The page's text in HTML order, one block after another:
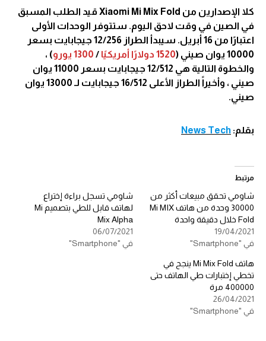
كلا الإصدارين من Xiaomi Mi Mix Fold قيد الطلب المسبق
في الصين في وقت لاحق اليوم. ستتوفر الوحدات الأولى
اعتبارًا من 16 أبريل. سيبدأ الطراز 12/256 جيجابايت بسعر
10000 يوان صيني (
1520 دولارًا أمريكيًا /
) ،
والخطوة التالية هي 12/512 جيجابايت بسعر 11000 يوان
صيني ، وأخيراً الطراز الأعلى 16/512 جيجابايت لـ 13000 يوان
صيني.
بقلم: News Tech
مرتبط
شاومي تحقق مبيعات أكثر من
30000 وحدة من هاتف Mi MIX
Fold خلال دقيقة واحدة
19/04/2021
في "Smartphone"
شاومي تسجل براءة إختراع
لهاتف قابل للطي بتصميم Mi
Mix Alpha
06/07/2021
في "Smartphone"
هاتف Mi Mix Fold ينجح في
تخطي إختبارات طي الهاتف حتى
400000 مرة
26/04/2021
في "Smartphone"